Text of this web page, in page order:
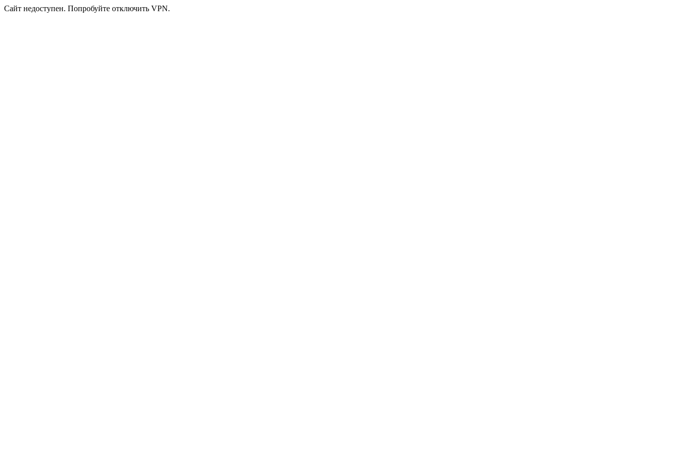
Сайт недоступен. Попробуйте отключить VPN.